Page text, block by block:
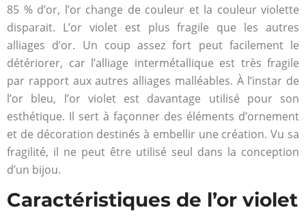
85 % d’or, l’or change de couleur et la couleur violette
disparait. L’or violet est plus fragile que les autres
alliages d’or. Un coup assez fort peut facilement le
détériorer, car l’alliage intermétallique est très fragile
par rapport aux autres alliages malléables. À l’instar de
l’or bleu, l’or violet est davantage utilisé pour son
esthétique. Il sert à façonner des éléments d’ornement
et de décoration destinés à embellir une création. Vu sa
fragilité, il ne peut être utilisé seul dans la conception
d’un bijou.
Caractéristiques de l’or violet